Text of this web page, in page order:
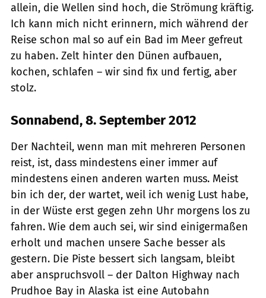
allein, die Wellen sind hoch, die Strömung kräftig.
Ich kann mich nicht erinnern, mich während der
Reise schon mal so auf ein Bad im Meer gefreut
zu haben. Zelt hinter den Dünen aufbauen,
kochen, schlafen – wir sind fix und fertig, aber
stolz.
Sonnabend, 8. September 2012
Der Nachteil, wenn man mit mehreren Personen
reist, ist, dass mindestens einer immer auf
mindestens einen anderen warten muss. Meist
bin ich der, der wartet, weil ich wenig Lust habe,
in der Wüste erst gegen zehn Uhr morgens los zu
fahren. Wie dem auch sei, wir sind einigermaßen
erholt und machen unsere Sache besser als
gestern. Die Piste bessert sich langsam, bleibt
aber anspruchsvoll – der Dalton Highway nach
Prudhoe Bay in Alaska ist eine Autobahn